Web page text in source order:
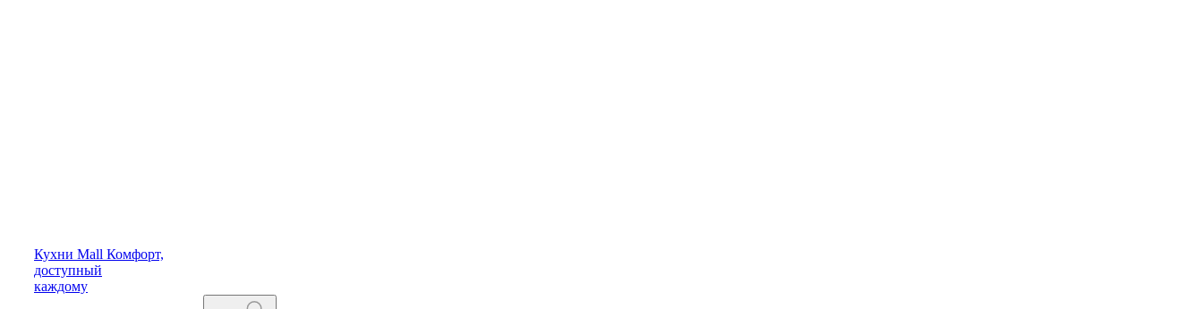
Кухни Mall Комфорт,
доступный
каждому